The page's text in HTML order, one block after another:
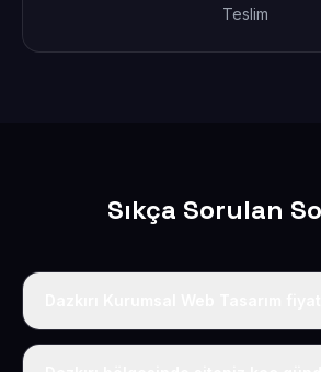
Teslim
Sıkça Sorulan
Tek fiyat uygulanır: yıllık 50 USD +